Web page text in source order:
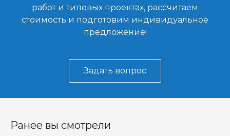
работ и типовых проектах, рассчитаем
стоимость и подготовим индивидуальное
предложение!
Задать вопрос
Ранее вы смотрели